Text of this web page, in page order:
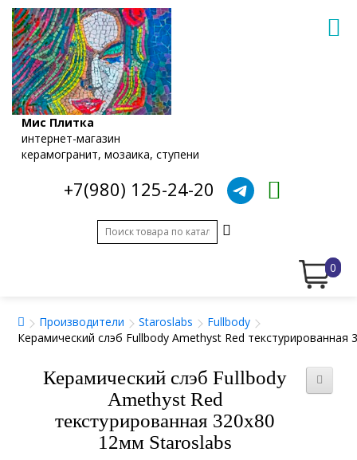
Мис Плитка
интернет-магазин
керамогранит, мозаика, ступени
+7(980) 125-24-20
0
Производители Staroslabs
Fullbody
Керамический слэб Fullbody Amethyst Red текстурированная
Керамический слэб Fullbody
Amethyst Red
текстурированная 320x80
12мм Staroslabs